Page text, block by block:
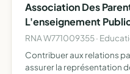
Association Des
L'enseignement
RNA W771009355 ·
Contribuer aux relations
assurer la représentation